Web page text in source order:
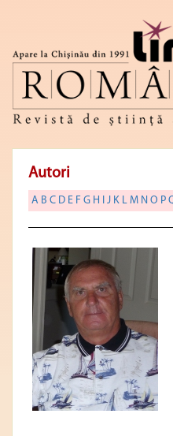
Autori
A B C D E F G H I J K L M N O P